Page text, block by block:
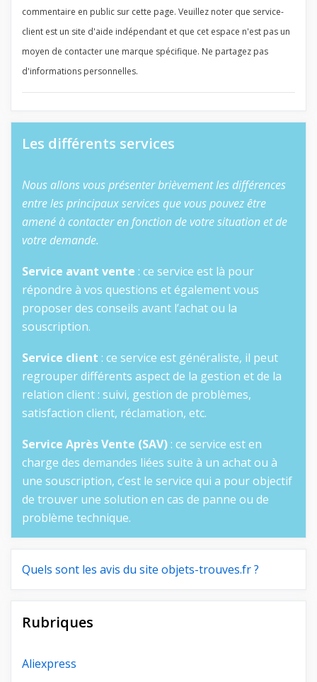
commentaire en public sur cette page. Veuillez noter que service-
client est un site d'aide indépendant et que cet espace n'est pas un
moyen de contacter une marque spécifique. Ne partagez pas
d'informations personnelles.
Les différents services
Nous allons vous présenter brièvement les différences
entre les principaux services que vous pouvez être
amené à contacter en fonction de votre situation et de
votre demande.
Service avant vente : ce service est là pour
répondre à vos questions et également vous
proposer des conseils avant l’achat ou la
souscription.
Service client : ce service est généraliste, il peut
regrouper différents aspect de la gestion et de la
relation client : suivi, gestion de problèmes,
satisfaction client, réclamation, etc.
Service Après Vente (SAV) : ce service est en
charge des demandes liées suite à un achat ou à
une souscription, c’est le service qui a pour objectif
de trouver une solution en cas de panne ou de
problème technique.
Quels sont les avis du site objets-trouves.fr ?
Rubriques
Aliexpress